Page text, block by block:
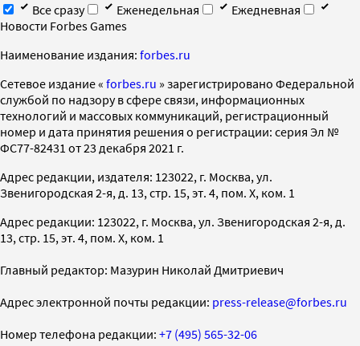
Все сразу
Еженедельная
Ежедневная
Новости Forbes Games
Наименование издания: forbes.ru
Cетевое издание « forbes.ru » зарегистрировано Федеральной
службой по надзору в сфере связи, информационных
технологий и массовых коммуникаций, регистрационный
номер и дата принятия решения о регистрации: серия Эл №
ФС77-82431 от 23 декабря 2021 г.
Адрес редакции, издателя: 123022, г. Москва, ул.
Звенигородская 2-я, д. 13, стр. 15, эт. 4, пом. X, ком. 1
Адрес редакции: 123022, г. Москва, ул. Звенигородская 2-я, д.
13, стр. 15, эт. 4, пом. X, ком. 1
Главный редактор: Мазурин Николай Дмитриевич
Адрес электронной почты редакции: press-release@forbes.ru
Номер телефона редакции: +7 (495) 565-32-06